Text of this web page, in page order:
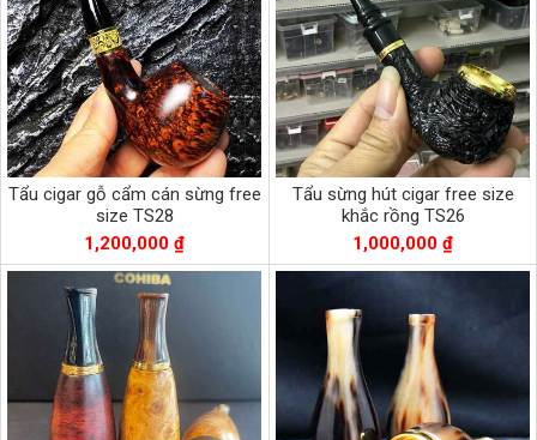
Tẩu cigar gỗ cẩm cán sừng free
size TS28
1,200,000 ₫
Tẩu sừng hút cigar free size
khắc rồng TS26
1,000,000 ₫